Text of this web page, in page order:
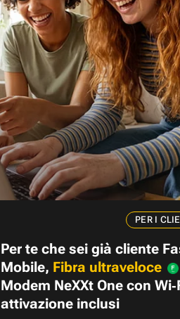
PER I
Per te che sei già cliente
Mobile, Fibra ultraveloce
Modem NeXXt One con
attivazione inclusi